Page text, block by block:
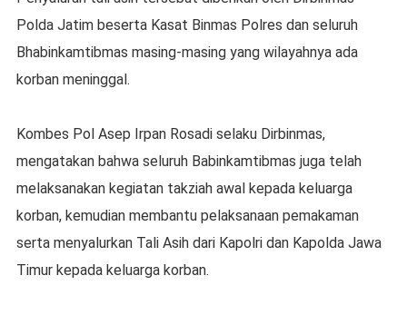
Polda Jatim beserta Kasat Binmas Polres dan seluruh
Bhabinkamtibmas masing-masing yang wilayahnya ada
korban meninggal.
Kombes Pol Asep Irpan Rosadi selaku Dirbinmas,
mengatakan bahwa seluruh Babinkamtibmas juga telah
melaksanakan kegiatan takziah awal kepada keluarga
korban, kemudian membantu pelaksanaan pemakaman
serta menyalurkan Tali Asih dari Kapolri dan Kapolda Jawa
Timur kepada keluarga korban.